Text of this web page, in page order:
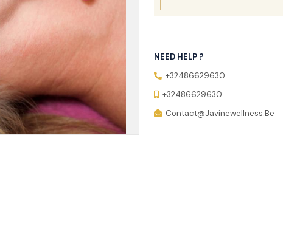
NEED HELP ?
+32486629630
+32486629630
Contact@javinewellness.be